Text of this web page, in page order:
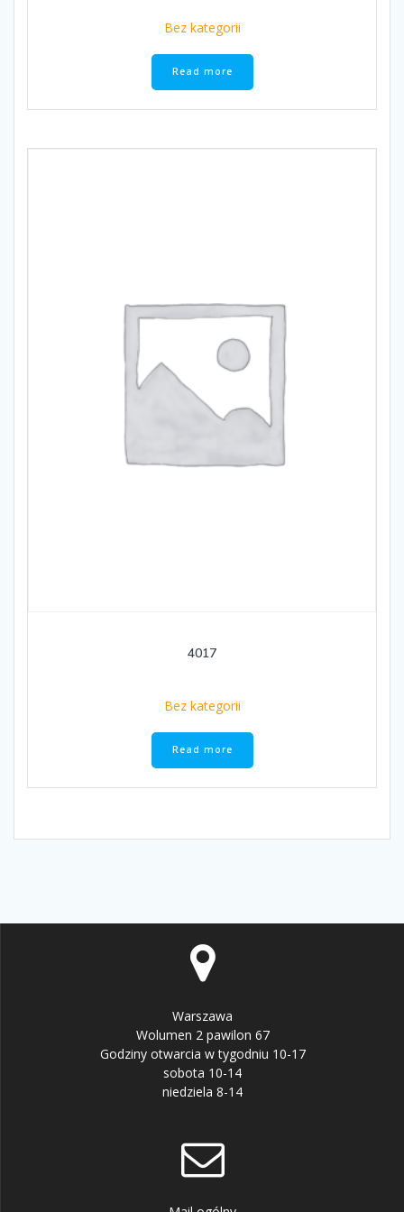
Bez kategorii
Read more
4017
Bez kategorii
Read more
Warszawa
Wolumen 2 pawilon 67
Godziny otwarcia w tygodniu 10-17
sobota 10-14
niedziela 8-14